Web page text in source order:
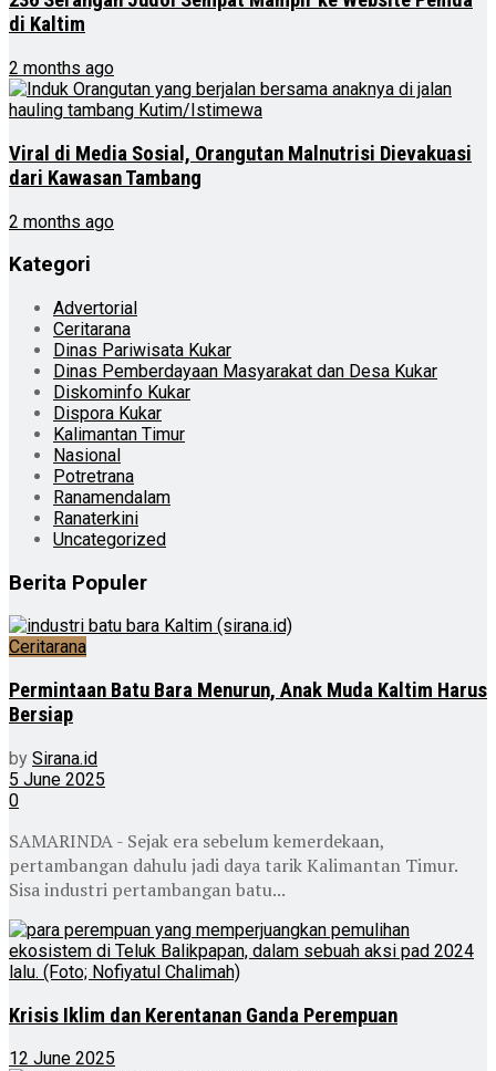
di Kaltim
2 months ago
Viral di Media Sosial, Orangutan Malnutrisi Dievakuasi
dari Kawasan Tambang
2 months ago
Kategori
Advertorial
Ceritarana
Dinas Pariwisata Kukar
Dinas Pemberdayaan Masyarakat dan Desa Kukar
Diskominfo Kukar
Dispora Kukar
Kalimantan Timur
Nasional
Potretrana
Ranamendalam
Ranaterkini
Uncategorized
Berita Populer
Ceritarana
Permintaan Batu Bara Menurun, Anak Muda Kaltim Harus
Bersiap
by Sirana.id
5 June 2025
0
SAMARINDA - Sejak era sebelum kemerdekaan,
pertambangan dahulu jadi daya tarik Kalimantan Timur.
Sisa industri pertambangan batu...
Krisis Iklim dan Kerentanan Ganda Perempuan
12 June 2025